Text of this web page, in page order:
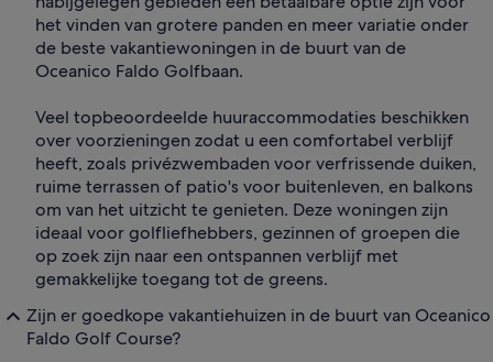
het vinden van grotere panden en meer variatie onder
de beste vakantiewoningen in de buurt van de
Oceanico Faldo Golfbaan.
Veel topbeoordeelde huuraccommodaties beschikken
over voorzieningen zodat u een comfortabel verblijf
heeft, zoals privézwembaden voor verfrissende duiken,
ruime terrassen of patio's voor buitenleven, en balkons
om van het uitzicht te genieten. Deze woningen zijn
ideaal voor golfliefhebbers, gezinnen of groepen die
op zoek zijn naar een ontspannen verblijf met
gemakkelijke toegang tot de greens.
Zijn er goedkope vakantiehuizen in de buurt van Oceanico
Faldo Golf Course?